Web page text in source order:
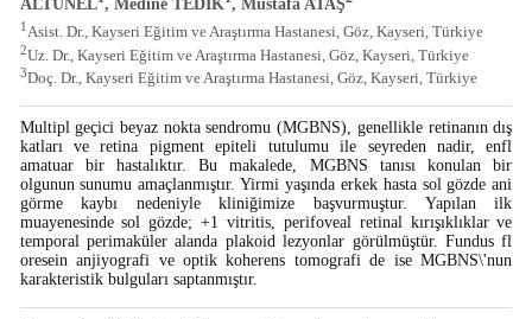
1 Asist. Dr., Kayseri Eğitim ve Araştırma Hastanesi, Göz, Kayseri, Türkiye
2Uz. Dr., Kayseri Eğitim ve Araştırma Hastanesi, Göz, Kayseri, Türkiye
3Doç. Dr., Kayseri Eğitim ve Araştırma Hastanesi, Göz, Kayseri, Türkiye
Multipl geçici beyaz nokta sendromu (MGBNS), genellikle retinanın dış
katları ve retina pigment epiteli tutulumu ile seyreden nadir, enfl
amatuar bir hastalıktır. Bu makalede, MGBNS tanısı konulan bir
olgunun sunumu amaçlanmıştır. Yirmi yaşında erkek hasta sol gözde ani
görme kaybı nedeniyle kliniğimize başvurmuştur. Yapılan ilk
muayenesinde sol gözde; +1 vitritis, perifoveal retinal kırışıklıklar ve
temporal perimaküler alanda plakoid lezyonlar görülmüştür. Fundus fl
oresein anjiyografi ve optik koherens tomografi de ise MGBNS\'nun
karakteristik bulguları saptanmıştır.